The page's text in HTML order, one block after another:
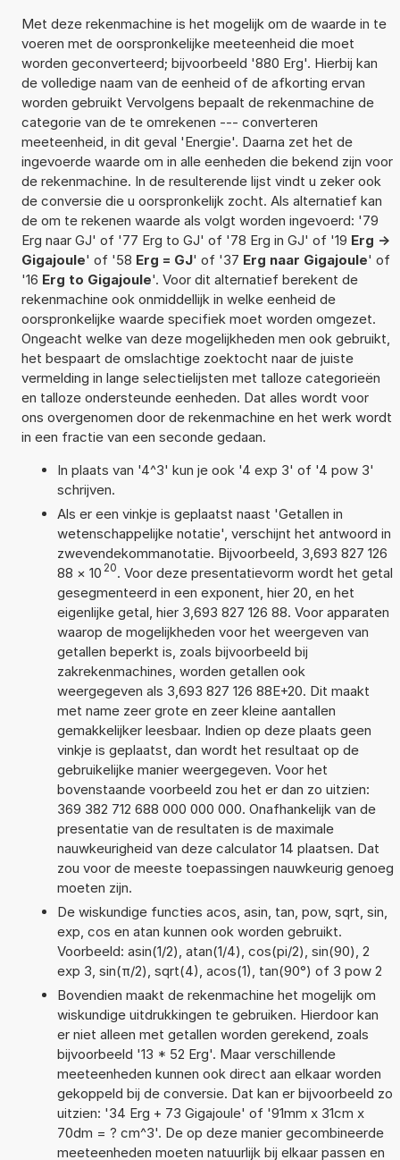
Met deze rekenmachine is het mogelijk om de waarde in te
voeren met de oorspronkelijke meeteenheid die moet
worden geconverteerd; bijvoorbeeld '880 Erg'. Hierbij kan
de volledige naam van de eenheid of de afkorting ervan
worden gebruikt Vervolgens bepaalt de rekenmachine de
categorie van de te omrekenen --- converteren
meeteenheid, in dit geval 'Energie'. Daarna zet het de
ingevoerde waarde om in alle eenheden die bekend zijn voor
de rekenmachine. In de resulterende lijst vindt u zeker ook
de conversie die u oorspronkelijk zocht. Als alternatief kan
de om te rekenen waarde als volgt worden ingevoerd: '79
Erg naar GJ' of '77 Erg to GJ' of '78 Erg in GJ' of '19 Erg ->
Gigajoule' of '58 Erg = GJ' of '37 Erg naar Gigajoule' of
'16 Erg to Gigajoule'. Voor dit alternatief berekent de
rekenmachine ook onmiddellijk in welke eenheid de
oorspronkelijke waarde specifiek moet worden omgezet.
Ongeacht welke van deze mogelijkheden men ook gebruikt,
het bespaart de omslachtige zoektocht naar de juiste
vermelding in lange selectielijsten met talloze categorieën
en talloze ondersteunde eenheden. Dat alles wordt voor
ons overgenomen door de rekenmachine en het werk wordt
in een fractie van een seconde gedaan.
In plaats van '4^3' kun je ook '4 exp 3' of '4 pow 3'
schrijven.
Als er een vinkje is geplaatst naast 'Getallen in
wetenschappelijke notatie', verschijnt het antwoord in
zwevendekommanotatie. Bijvoorbeeld, 3,693 827 126
88 × 10 20. Voor deze presentatievorm wordt het getal
gesegmenteerd in een exponent, hier 20, en het
eigenlijke getal, hier 3,693 827 126 88. Voor apparaten
waarop de mogelijkheden voor het weergeven van
getallen beperkt is, zoals bijvoorbeeld bij
zakrekenmachines, worden getallen ook
weergegeven als 3,693 827 126 88E+20. Dit maakt
met name zeer grote en zeer kleine aantallen
gemakkelijker leesbaar. Indien op deze plaats geen
vinkje is geplaatst, dan wordt het resultaat op de
gebruikelijke manier weergegeven. Voor het
bovenstaande voorbeeld zou het er dan zo uitzien:
369 382 712 688 000 000 000. Onafhankelijk van de
presentatie van de resultaten is de maximale
nauwkeurigheid van deze calculator 14 plaatsen. Dat
zou voor de meeste toepassingen nauwkeurig genoeg
moeten zijn.
De wiskundige functies acos, asin, tan, pow, sqrt, sin,
exp, cos en atan kunnen ook worden gebruikt.
Voorbeeld: asin(1/2), atan(1/4), cos(pi/2), sin(90), 2
exp 3, sin(π/2), sqrt(4), acos(1), tan(90°) of 3 pow 2
Bovendien maakt de rekenmachine het mogelijk om
wiskundige uitdrukkingen te gebruiken. Hierdoor kan
er niet alleen met getallen worden gerekend, zoals
bijvoorbeeld '13 * 52 Erg'. Maar verschillende
meeteenheden kunnen ook direct aan elkaar worden
gekoppeld bij de conversie. Dat kan er bijvoorbeeld zo
uitzien: '34 Erg + 73 Gigajoule' of '91mm x 31cm x
70dm = ? cm^3'. De op deze manier gecombineerde
meeteenheden moeten natuurlijk bij elkaar passen en